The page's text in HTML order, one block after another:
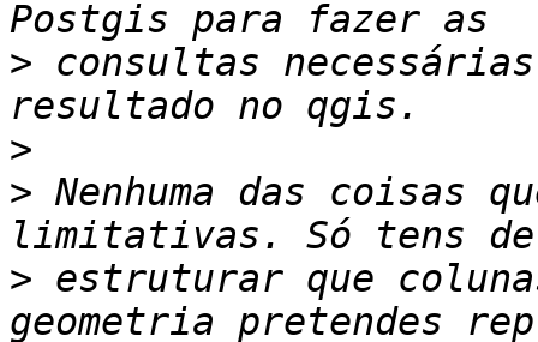
> consultas
>
> Nenhuma das coisas
> estruturar que